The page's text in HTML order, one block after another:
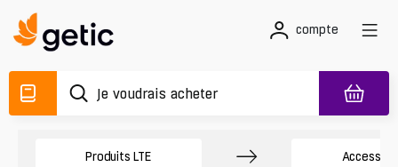
compte
Produits LTE